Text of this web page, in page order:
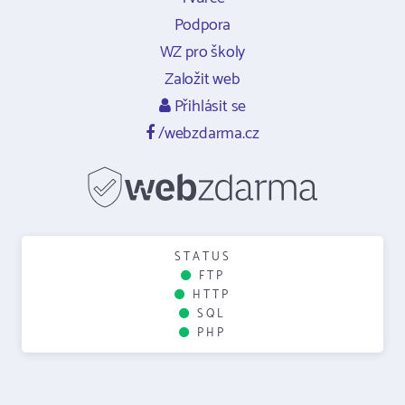
Podpora
WZ pro školy
Založit web
Přihlásit se
/webzdarma.cz
STATUS
FTP
HTTP
SQL
PHP